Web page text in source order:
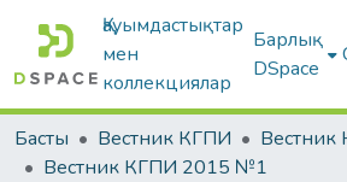
Қауымдастықтар
мен
коллекциялар
Барлық
DSpace
Басты Вестник КГПИ
Вестник КГПИ 2015 №1